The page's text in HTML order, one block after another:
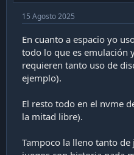
desistí por miedo a
reputación de las
oficial no me da muy
comprar una Rog Ally X.
La compré en PCfactory
tiendas que la vendan en
egaña y la compré.
llego a la casa y abro esta
15 Agosto 2025
En cuanto a espacio yo
todo lo que es emulación
requieren tanto uso de
ejemplo).
El resto todo en el nvme
la mitad libre).
Tampoco la lleno tanto